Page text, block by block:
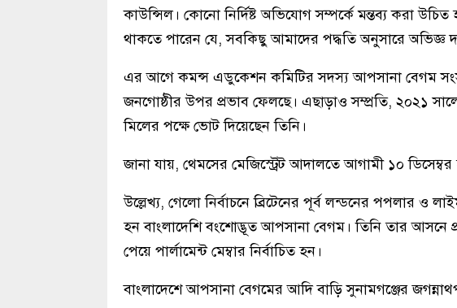
কাউন্সিল। কোনো নির্দিষ্ট অভিযোগ সম্পর্কে মন্তব্য করা উচিত
থাকতে পারেন যে, সবকিছু আমাদের পদ্ধতি অনুসারে অভিজ্ঞ
এর আগে কমন্স এডুকেশন কমিটির সদস্য আপসানা বেগম
জনগোষ্ঠীর উপর প্রভাব ফেলছে। এছাড়াও সম্প্রতি, ২০২১
মিলের পক্ষে ভোট দিয়েছেন তিনি।
জানা যায়, থেমসের মেজিস্ট্রেট আদালতে আগামী ১০
উল্লেখ্য, গেলো নির্বাচনে ব্রিটেনের পূর্ব লন্ডনের পপলার ও
হন বাংলাদেশি বংশোদ্ভূত আপসানা বেগম। তিনি তার আসনে
পেয়ে পার্লামেন্ট মেম্বার নির্বাচিত হন।
বাংলাদেশে আপসানা বেগমের আদি বাড়ি সুনামগঞ্জের